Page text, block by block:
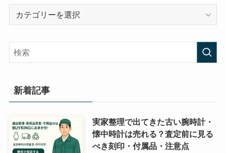
リ
新着記事
実家整理で出てきた古い腕時計・
懐中時計は売れる？査定前に見る
べき刻印・付属品・注意点